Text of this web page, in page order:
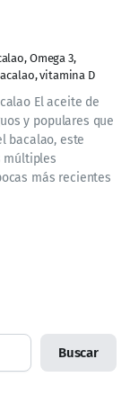
, Omega 3,
, vitamina D
El aceite de
y populares que
bacalao, este
múltiples
más recientes
Buscar